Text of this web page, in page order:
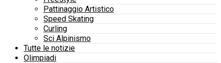
Pattinaggio Artistico
Speed Skating
Curling
Sci Alpinismo
Tutte le notizie
Olimpiadi